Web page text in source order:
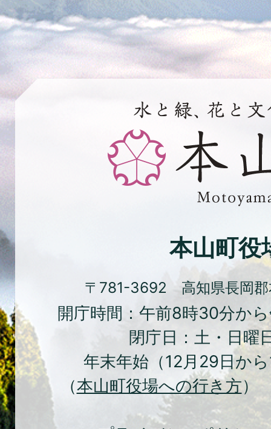
水
緑、
花
と
化
の
ま
ち
本
山
町
Town
本山町役
〒781-3692 高知県長岡郡
開庁時間：午前8時30分か
閉庁日：土・日曜
年末年始（12月29日か
（本山町役場への行き方）